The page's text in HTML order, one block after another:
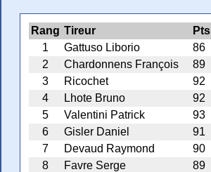
Rang Tireur Pts
1
Gattuso Liborio 86
2
Chardonnens François 89
3
Ricochet 92
4
Lhote Bruno 92
5
Valentini Patrick 93
6
Gisler Daniel 91
7
Devaud Raymond 90
8
Favre Serge 89